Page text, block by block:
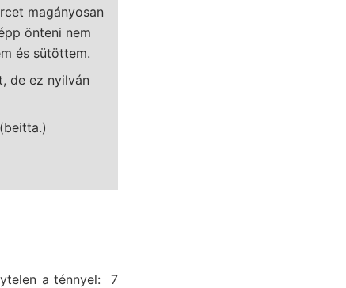
magányosan
önteni nem
és sütöttem.
de ez nyilván
a ténnyel: 7